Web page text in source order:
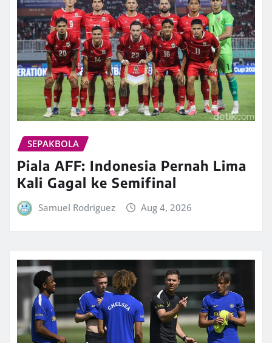
SEPAKBOLA
Piala AFF: Indonesia Pernah Lima
Kali Gagal ke Semifinal
Samuel Rodriguez Aug 4, 2026